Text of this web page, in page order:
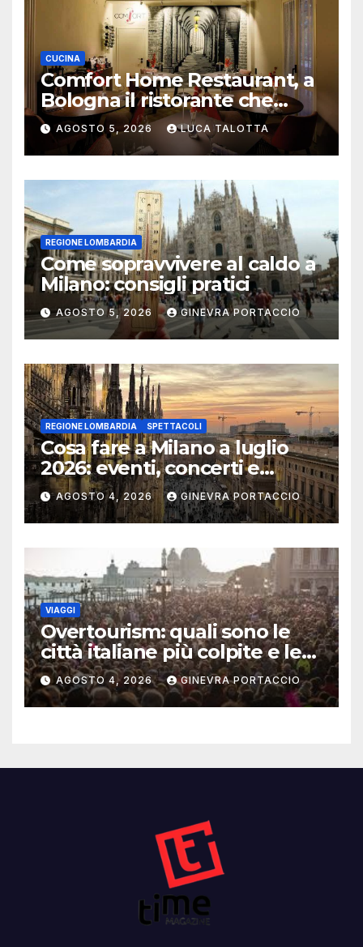
CUCINA
Comfort Home Restaurant, a
Bologna il ristorante che
trasforma l’ospitalità in
un’esperienza di casa
AGOSTO 5, 2026 LUCA TALOTTA
REGIONE LOMBARDIA
Come sopravvivere al caldo a
Milano: consigli pratici
AGOSTO 5, 2026 GINEVRA PORTACCIO
REGIONE LOMBARDIA SPETTACOLI
Cosa fare a Milano a luglio
2026: eventi, concerti e
mostre
AGOSTO 4, 2026 GINEVRA PORTACCIO
VIAGGI
Overtourism: quali sono le
città italiane più colpite e le
alternative da scegliere
AGOSTO 4, 2026 GINEVRA PORTACCIO